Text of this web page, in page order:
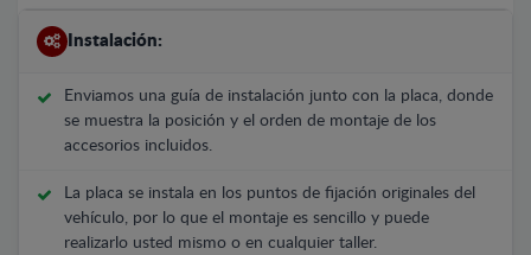
Instalación:
Enviamos una guía de instalación junto con la placa, donde
se muestra la posición y el orden de montaje de los
accesorios incluidos.
La placa se instala en los puntos de fijación originales del
vehículo, por lo que el montaje es sencillo y puede
realizarlo usted mismo o en cualquier taller.